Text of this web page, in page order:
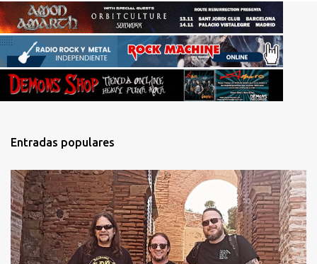
o
m
e
n
t
i
o
s
Entradas populares